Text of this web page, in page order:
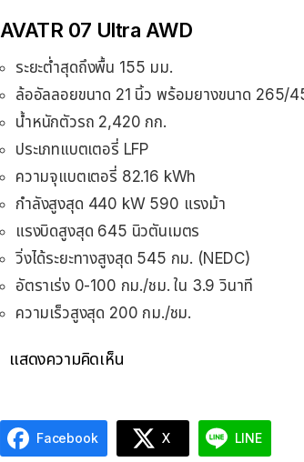
AVATR 07 Ultra AWD
ระยะต่ำสุดถึงพื้น 155 มม.
ล้ออัลลอยขนาด 21 นิ้ว พร้อมยางขนาด 265/
น้ำหนักตัวรถ 2,420 กก.
ประเภทแบตเตอรี่ LFP
ความจุแบตเตอรี่ 82.16 kWh
กำลังสูงสุด 440 kW 590 แรงม้า
แรงบิดสูงสุด 645 นิวตันเมตร
วิ่งได้ระยะทางสูงสุด 545 กม. (NEDC)
อัตราเร่ง 0-100 กม./ชม. ใน 3.9 วินาที
ความเร็วสูงสุด 200 กม./ชม.
แสดงความคิดเห็น
Facebook X LINE